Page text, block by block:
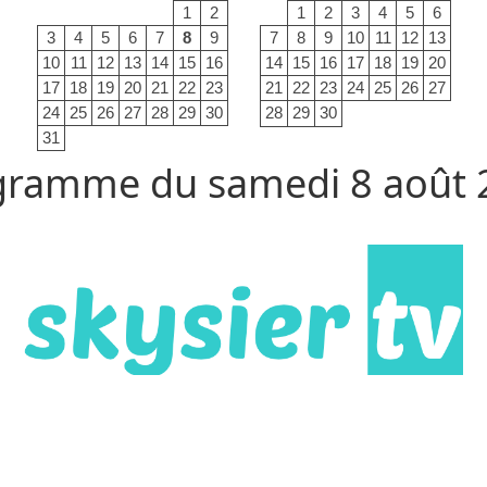
1
2
3
4 5 6 7 8
9
10
11 12 13 14 15 16
17 18 19 20 21 22 23
24 25 26 27 28 29 30
31
1 2 3 4 5
6
7
8 9 10 11 12 13
14 15 16 17 18 19 20
21
22 23 24 25 26 27
28 29 30
du samedi 8 août